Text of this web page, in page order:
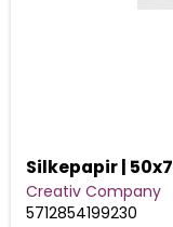
Silkepapir |
Creativ Company
5712854199230